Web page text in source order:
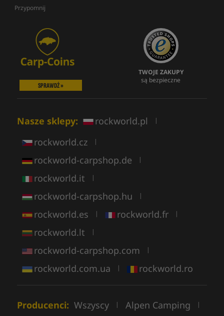
Przypomnij
SPRAWDŹ »
TWOJE ZAKUPY
są bezpieczne
Nasze sklepy: rockworld.pl |
rockworld.cz |
rockworld-carpshop.de |
rockworld.it |
rockworld-carpshop.hu |
rockworld.es | rockworld.fr |
rockworld.lt |
rockworld-carpshop.com |
rockworld.com.ua | rockworld.ro
Producenci: Wszyscy | Alpen Camping |